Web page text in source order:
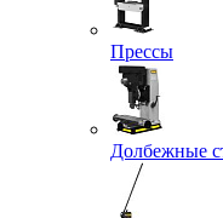
Прессы
Долбежные